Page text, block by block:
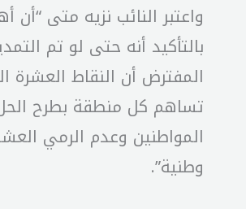
واعتبر النائب نزيه متى
بالتأكيد أنه حتى لو تم
المفترض أن النقاط العشرة
تساهم كل منطقة بطرح
المواطنين وعدم الرمي
وطنية”.